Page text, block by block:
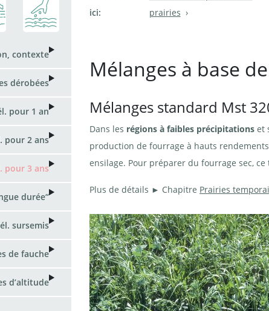
ici:
prairies
Mélanges à base
Mélanges standard Mst
Dans les régions à faibles précipitations et
production de fourrage à hauts
ensilage. Pour préparer du fourrage sec,
Plus de détails ► Chapitre Prairies